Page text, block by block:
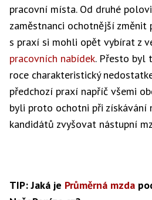
pracovní místa. Od druhé
zaměstnanci ochotnější změnit
s praxí si mohli opět vybírat z
pracovních nabídek. Přesto byl
roce charakteristický
předchozí praxí napříč všemi
byli proto ochotni při získávání
kandidátů zvyšovat nástupní
TIP: Jaká je Průměrná mzda